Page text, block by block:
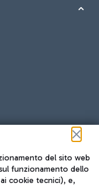
del sito web
funzionamento dello
cookie tecnici), e,